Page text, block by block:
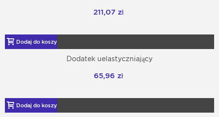
211,07 zł
Dodaj do koszyka
Dodatek uelastyczniający
65,96 zł
Dodaj do koszyka